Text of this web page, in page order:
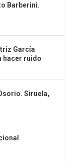
Barberini.
García
hacer ruido
Siruela,